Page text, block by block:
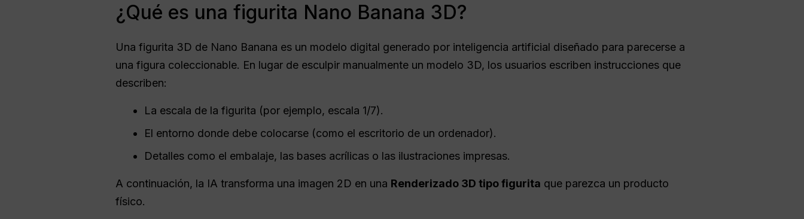
¿Qué es una figurita Nano Banana 3D?
Una figurita 3D de Nano Banana es un modelo digital generado por inteligencia artificial diseñado para parecerse a
una figura coleccionable. En lugar de esculpir manualmente un modelo 3D, los usuarios escriben instrucciones que
describen:
La escala de la figurita (por ejemplo, escala 1/7).
El entorno donde debe colocarse (como el escritorio de un ordenador).
Detalles como el embalaje, las bases acrílicas o las ilustraciones impresas.
A continuación, la IA transforma una imagen 2D en una Renderizado 3D tipo figurita que parezca un producto
físico.